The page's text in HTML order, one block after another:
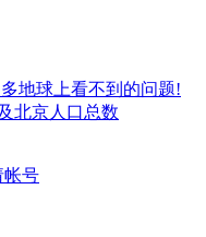
地球上看不到的问题!
北京人口总数
帐号